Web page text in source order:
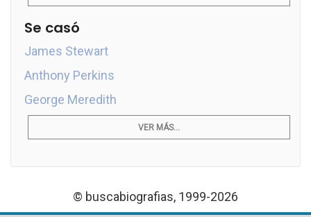
Se casó
James Stewart
Anthony Perkins
George Meredith
VER MÁS...
© buscabiografias, 1999-2026